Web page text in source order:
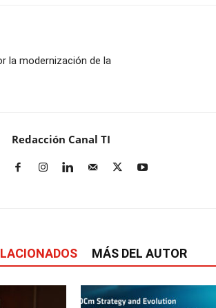
la modernización de la
Redacción Canal TI
MÁS DEL AUTOR